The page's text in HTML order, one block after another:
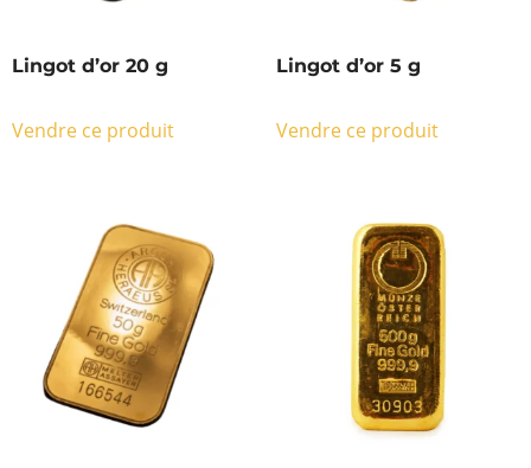
Lingot d’or 20 g
Vendre ce produit
Lingot d’or 5 g
Vendre ce produit